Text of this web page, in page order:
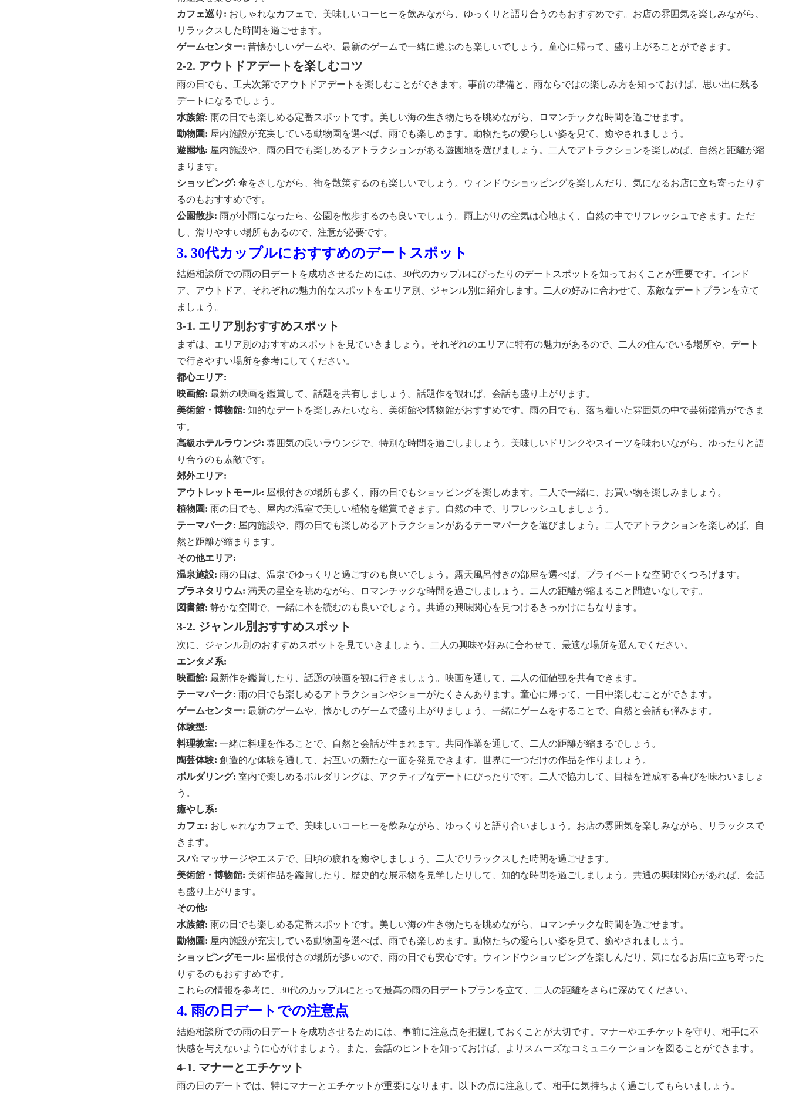
カフェ巡り: おしゃれなカフェで、美味しいコーヒーを飲みながら、ゆっくりと語り合うのもおすすめです。お店の雰囲気を楽しみながら、
リラックスした時間を過ごせます。
ゲームセンター: 昔懐かしいゲームや、最新のゲームで一緒に遊ぶのも楽しいでしょう。童心に帰って、盛り上がることができます。
2-2. アウトドアデートを楽しむコツ
雨の日でも、工夫次第でアウトドアデートを楽しむことができます。事前の準備と、雨ならではの楽しみ方を知っておけば、思い出に残る
デートになるでしょう。
水族館: 雨の日でも楽しめる定番スポットです。美しい海の生き物たちを眺めながら、ロマンチックな時間を過ごせます。
動物園: 屋内施設が充実している動物園を選べば、雨でも楽しめます。動物たちの愛らしい姿を見て、癒やされましょう。
遊園地: 屋内施設や、雨の日でも楽しめるアトラクションがある遊園地を選びましょう。二人でアトラクションを楽しめば、自然と距離が縮
まります。
ショッピング: 傘をさしながら、街を散策するのも楽しいでしょう。ウィンドウショッピングを楽しんだり、気になるお店に立ち寄ったりす
るのもおすすめです。
公園散歩: 雨が小雨になったら、公園を散歩するのも良いでしょう。雨上がりの空気は心地よく、自然の中でリフレッシュできます。ただ
し、滑りやすい場所もあるので、注意が必要です。
3. 30代カップルにおすすめのデートスポット
結婚相談所での雨の日デートを成功させるためには、30代のカップルにぴったりのデートスポットを知っておくことが重要です。インド
ア、アウトドア、それぞれの魅力的なスポットをエリア別、ジャンル別に紹介します。二人の好みに合わせて、素敵なデートプランを立て
ましょう。
3-1. エリア別おすすめスポット
まずは、エリア別のおすすめスポットを見ていきましょう。それぞれのエリアに特有の魅力があるので、二人の住んでいる場所や、デート
で行きやすい場所を参考にしてください。
都心エリア:
映画館: 最新の映画を鑑賞して、話題を共有しましょう。話題作を観れば、会話も盛り上がります。
美術館・博物館: 知的なデートを楽しみたいなら、美術館や博物館がおすすめです。雨の日でも、落ち着いた雰囲気の中で芸術鑑賞ができま
す。
高級ホテルラウンジ: 雰囲気の良いラウンジで、特別な時間を過ごしましょう。美味しいドリンクやスイーツを味わいながら、ゆったりと語
り合うのも素敵です。
郊外エリア:
アウトレットモール: 屋根付きの場所も多く、雨の日でもショッピングを楽しめます。二人で一緒に、お買い物を楽しみましょう。
植物園: 雨の日でも、屋内の温室で美しい植物を鑑賞できます。自然の中で、リフレッシュしましょう。
テーマパーク: 屋内施設や、雨の日でも楽しめるアトラクションがあるテーマパークを選びましょう。二人でアトラクションを楽しめば、自
然と距離が縮まります。
その他エリア:
温泉施設: 雨の日は、温泉でゆっくりと過ごすのも良いでしょう。露天風呂付きの部屋を選べば、プライベートな空間でくつろげます。
プラネタリウム: 満天の星空を眺めながら、ロマンチックな時間を過ごしましょう。二人の距離が縮まること間違いなしです。
図書館: 静かな空間で、一緒に本を読むのも良いでしょう。共通の興味関心を見つけるきっかけにもなります。
3-2. ジャンル別おすすめスポット
次に、ジャンル別のおすすめスポットを見ていきましょう。二人の興味や好みに合わせて、最適な場所を選んでください。
エンタメ系:
映画館: 最新作を鑑賞したり、話題の映画を観に行きましょう。映画を通して、二人の価値観を共有できます。
テーマパーク: 雨の日でも楽しめるアトラクションやショーがたくさんあります。童心に帰って、一日中楽しむことができます。
ゲームセンター: 最新のゲームや、懐かしのゲームで盛り上がりましょう。一緒にゲームをすることで、自然と会話も弾みます。
体験型:
料理教室: 一緒に料理を作ることで、自然と会話が生まれます。共同作業を通して、二人の距離が縮まるでしょう。
陶芸体験: 創造的な体験を通して、お互いの新たな一面を発見できます。世界に一つだけの作品を作りましょう。
ボルダリング: 室内で楽しめるボルダリングは、アクティブなデートにぴったりです。二人で協力して、目標を達成する喜びを味わいましょ
う。
癒やし系:
カフェ: おしゃれなカフェで、美味しいコーヒーを飲みながら、ゆっくりと語り合いましょう。お店の雰囲気を楽しみながら、リラックスで
きます。
スパ: マッサージやエステで、日頃の疲れを癒やしましょう。二人でリラックスした時間を過ごせます。
美術館・博物館: 美術作品を鑑賞したり、歴史的な展示物を見学したりして、知的な時間を過ごしましょう。共通の興味関心があれば、会話
も盛り上がります。
その他:
水族館: 雨の日でも楽しめる定番スポットです。美しい海の生き物たちを眺めながら、ロマンチックな時間を過ごせます。
動物園: 屋内施設が充実している動物園を選べば、雨でも楽しめます。動物たちの愛らしい姿を見て、癒やされましょう。
ショッピングモール: 屋根付きの場所が多いので、雨の日でも安心です。ウィンドウショッピングを楽しんだり、気になるお店に立ち寄った
りするのもおすすめです。
これらの情報を参考に、30代のカップルにとって最高の雨の日デートプランを立て、二人の距離をさらに深めてください。
4. 雨の日デートでの注意点
結婚相談所での雨の日デートを成功させるためには、事前に注意点を把握しておくことが大切です。マナーやエチケットを守り、相手に不
快感を与えないように心がけましょう。また、会話のヒントを知っておけば、よりスムーズなコミュニケーションを図ることができます。
4-1. マナーとエチケット
雨の日のデートでは、特にマナーとエチケットが重要になります。以下の点に注意して、相手に気持ちよく過ごしてもらいましょう。